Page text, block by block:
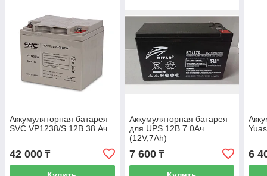
Аккумуляторная батарея
SVC VP1238/S 12В 38 Ач
42 000 ₸
Аккумуляторная батарея
для UPS 12В 7.0Ач
(12V,7Ah)
7 600₸ 6